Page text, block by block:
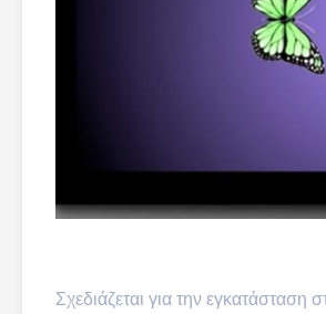
Σχεδιάζεται για την